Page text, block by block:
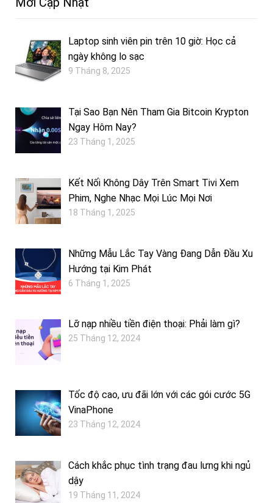
Laptop sinh viên pin trên 10 giờ: Học cả
ngày không lo sạc
9 Tháng 8, 2025
Tại Sao Bạn Nên Tham Gia Bitcoin Krypton
Ngay Hôm Nay?
23 Tháng 1, 2025
Kết Nối Không Dây Trên Smart Tivi Xem
Phim, Nghe Nhạc Mọi Lúc Mọi Nơi
18 Tháng 1, 2025
Những Mẫu Lắc Tay Vàng Đang Dẫn Đầu Xu
Hướng tại Kim Phát
6 Tháng 1, 2025
Lỡ nạp nhiều tiền điện thoại: Phải làm gì?
25 Tháng 12, 2024
Tốc độ cao, ưu đãi lớn với các gói cước 5G
VinaPhone
23 Tháng 12, 2024
Cách khắc phục tình trạng đau lưng khi ngủ
dậy
19 Tháng 11, 2024